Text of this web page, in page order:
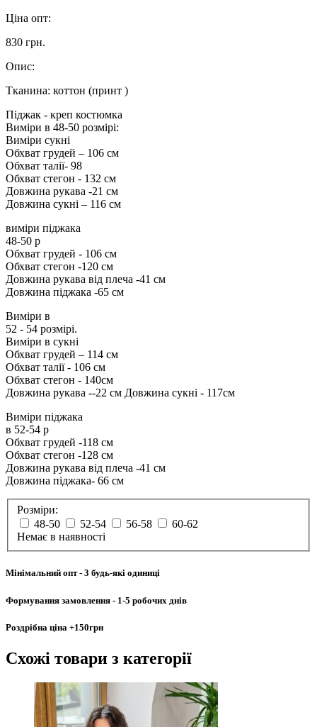
Ціна опт:
830 грн.
Опис:
Тканина: коттон (принт )
Піджак - креп костюмка
Виміри в 48-50 розмірі:
Виміри сукні
Обхват грудей – 106 см
Обхват талії- 98
Обхват стегон - 132 см
Довжина рукава -21 см
Довжина сукні – 116 см
виміри піджака
48-50 р
Обхват грудей - 106 см
Обхват стегон -120 см
Довжина рукава від плеча -41 см
Довжина піджака -65 см
Виміри в
52 - 54 розмірі.
Виміри в сукні
Обхват грудей – 114 см
Обхват талії - 106 см
Обхват стегон - 140см
Довжина рукава --22 см Довжина сукні - 117см
Виміри піджака
в 52-54 р
Обхват грудей -118 см
Обхват стегон -128 см
Довжина рукава від плеча -41 см
Довжина піджака- 66 см
Розміри:
48-50
52-54 56-58
60-62
Немає в наявності
Мінімальний опт- 3 будь-які одиниці
Формування замовлення - 1-5 робочих днів
Роздрібна ціна +150грн
Схожі товари з категорії